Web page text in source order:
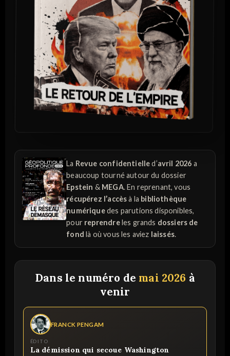
La Revue confidentielled’avril 2026 a
beaucoup tourné autour du dossier
Epstein & MEGA. En reprenant, vous
récupérez l’accèsà la bibliothèque
numériquedes parutions disponibles,
pour reprendreles grands dossiers de
fond là où vous les aviez laissés.
Dans le numéro de mai 2026 à
venir
FRANCK PENGAM
ÉDITO
La démission qui secoue Washington